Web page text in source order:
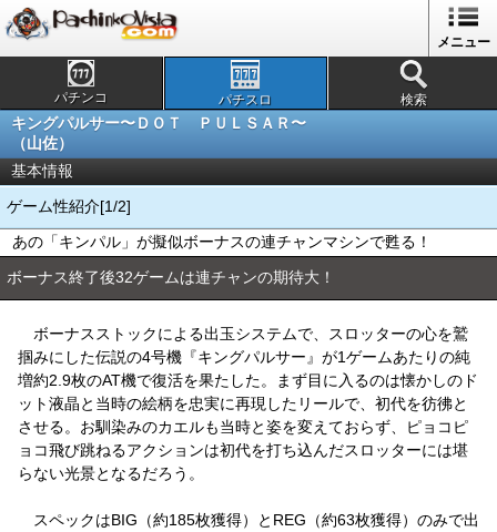
メニュー
パチンコ パチスロ 検索
キングパルサー〜ＤＯＴ ＰＵＬＳＡＲ〜
（山佐）
基本情報
ゲーム性紹介[1/2]
あの「キンパル」が擬似ボーナスの連チャンマシンで甦る！
ボーナス終了後32ゲームは連チャンの期待大！
ボーナスストックによる出玉システムで、スロッターの心を鷲
掴みにした伝説の4号機『キングパルサー』が1ゲームあたりの純
増約2.9枚のAT機で復活を果たした。まず目に入るのは懐かしのド
ット液晶と当時の絵柄を忠実に再現したリールで、初代を彷彿と
させる。お馴染みのカエルも当時と姿を変えておらず、ピョコピ
ョコ飛び跳ねるアクションは初代を打ち込んだスロッターには堪
らない光景となるだろう。
スペックはBIG（約185枚獲得）とREG（約63枚獲得）のみで出